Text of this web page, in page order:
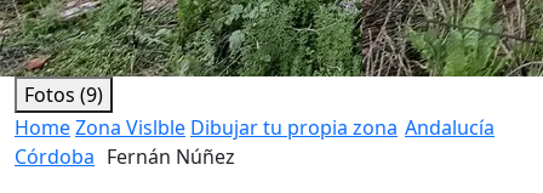
Fotos (9)
HomeZona Vislble Dibujar tu propia zona Andalucía
Córdoba Fernán Núñez